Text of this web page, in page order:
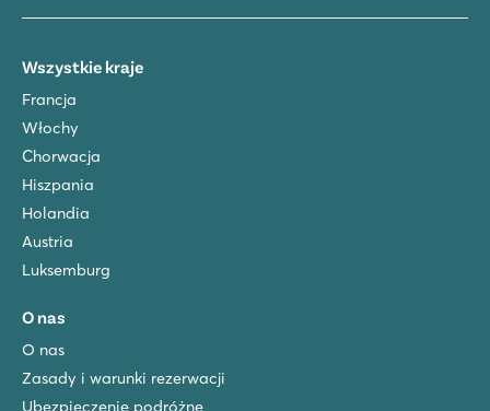
Wszystkie kraje
Francja
Włochy
Chorwacja
Hiszpania
Holandia
Austria
Luksemburg
O nas
O nas
Zasady i warunki rezerwacji
Ubezpieczenie podróżne